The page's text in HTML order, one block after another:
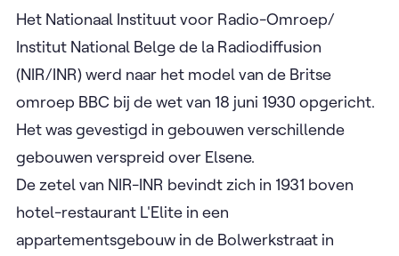
Het Nationaal Instituut voor Radio-Omroep/
Institut National Belge de la Radiodiffusion
(NIR/INR) werd naar het model van de Britse
omroep BBC bij de wet van 18 juni 1930 opgericht.
Het was gevestigd in gebouwen verschillende
gebouwen verspreid over Elsene.
De zetel van NIR-INR bevindt zich in 1931 boven
hotel-restaurant L'Elite in een
appartementsgebouw in de Bolwerkstraat in